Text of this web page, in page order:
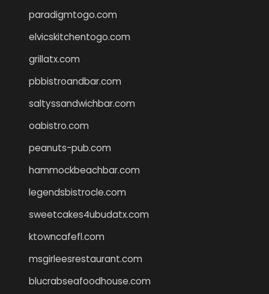
paradigmtogo.com
elvicskitchentogo.com
grillatx.com
pbbistroandbar.com
saltyssandwichbar.com
oabistro.com
peanuts-pub.com
hammockbeachbar.com
legendsbistrocle.com
sweetcakes4ubudatx.com
ktowncafefl.com
msgirleesrestaurant.com
blucrabseafoodhouse.com